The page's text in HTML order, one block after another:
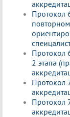
Протокол
Протокол
2 этапа
Протокол
Протокол